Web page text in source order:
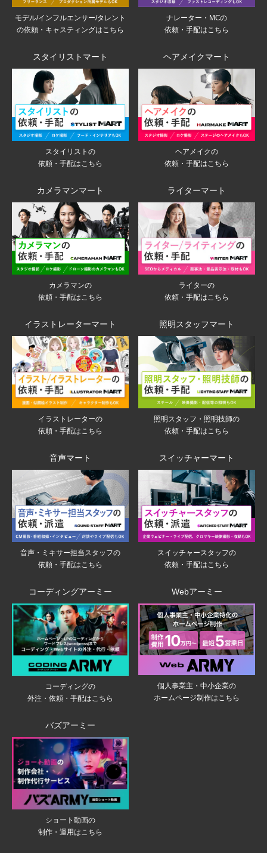
モデル/インフルエンサー/タレント
の依頼・キャスティングはこちら
ナレーター・MCの
依頼・手配はこちら
スタイリストマート
スタイリストの
依頼・手配はこちら
ヘアメイクマート
ヘアメイクの
依頼・手配はこちら
カメラマンマート
カメラマンの
依頼・手配はこちら
ライターマート
ライターの
依頼・手配はこちら
イラストレーターマート
イラストレーターの
依頼・手配はこちら
照明スタッフマート
照明スタッフ・照明技師の
依頼・手配はこちら
音声マート
音声・ミキサー担当スタッフの
依頼・手配はこちら
スイッチャーマート
スイッチャースタッフの
依頼・手配はこちら
コーディングアーミー
コーディングの
外注・依頼・手配はこちら
Webアーミー
個人事業主・中小企業の
ホームページ制作はこちら
バズアーミー
ショート動画の
制作・運用はこちら